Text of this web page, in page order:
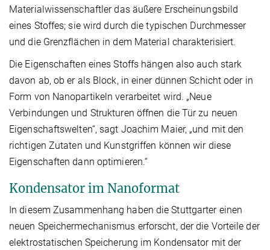
Materialwissenschaftler das äußere Erscheinungsbild
eines Stoffes; sie wird durch die typischen Durchmesser
und die Grenzflächen in dem Material charakterisiert.
Die Eigenschaften eines Stoffs hängen also auch stark
davon ab, ob er als Block, in einer dünnen Schicht oder in
Form von Nanopartikeln verarbeitet wird. „Neue
Verbindungen und Strukturen öffnen die Tür zu neuen
Eigenschaftswelten“, sagt Joachim Maier, „und mit den
richtigen Zutaten und Kunstgriffen können wir diese
Eigenschaften dann optimieren.“
Kondensator im Nanoformat
In diesem Zusammenhang haben die Stuttgarter einen
neuen Speichermechanismus erforscht, der die Vorteile der
elektrostatischen Speicherung im Kondensator mit der